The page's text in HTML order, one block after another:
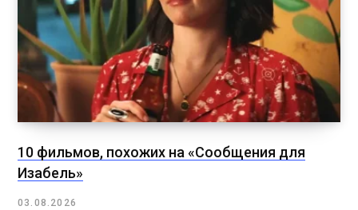
10 фильмов, похожих на «Сообщения для
Изабель»
03.08.2026